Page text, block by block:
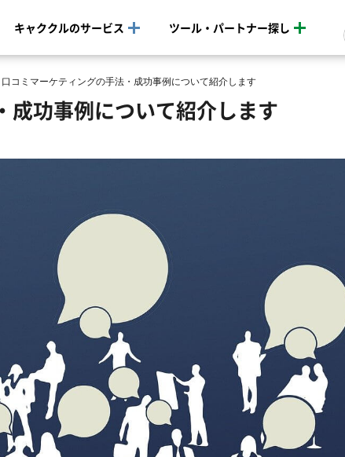
キャククルのサービス ツール・パートナー探し
口コミマーケティングの手法・成功事例について紹介します
成功事例について紹介します